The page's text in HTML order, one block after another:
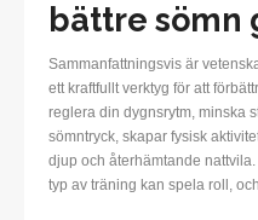
bättre sömn
Sammanfattningsvis är
ett kraftfullt verktyg för att
reglera din dygnsrytm, minska
sömntryck, skapar fysisk
djup och återhämtande
typ av träning kan spela roll,